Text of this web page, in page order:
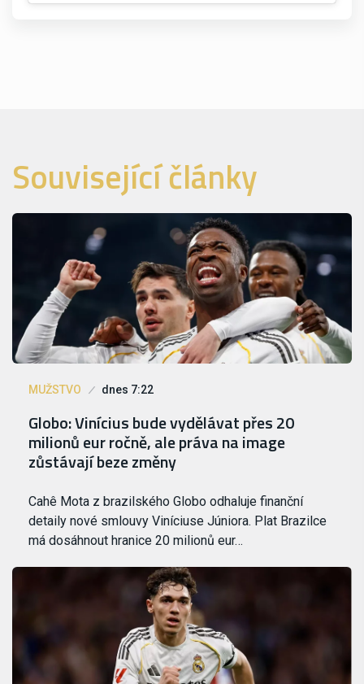
Související články
MUŽSTVO dnes 7:22
Globo: Vinícius bude vydělávat přes 20
milionů eur ročně, ale práva na image
zůstávají beze změny
Cahê Mota z brazilského Globo odhaluje finanční
detaily nové smlouvy Viníciuse Júniora. Plat Brazilce
má dosáhnout hranice 20 milionů eur…